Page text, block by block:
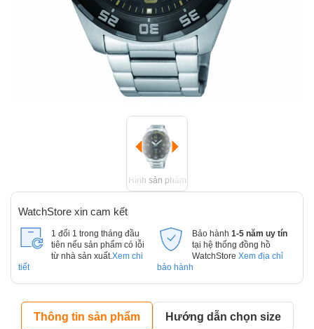
Hình sản phẩm
WatchStore xin cam kết
1 đổi 1 trong tháng đầu
tiên nếu sản phẩm có lỗi
từ nhà sản xuất. Xem chi
tiết
Bảo hành 1-5 năm uy tín
tại hệ thống đồng hồ
WatchStore Xem địa chỉ
bảo hành
Thông tin sản phẩm Hướng dẫn chọn size